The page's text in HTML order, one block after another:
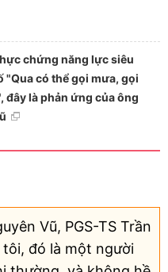
chứng năng lực siêu
"Qua có thể gọi mưa, gọi
đây là phản ứng của ông
Vũ, PGS-TS Trần
đó là một người